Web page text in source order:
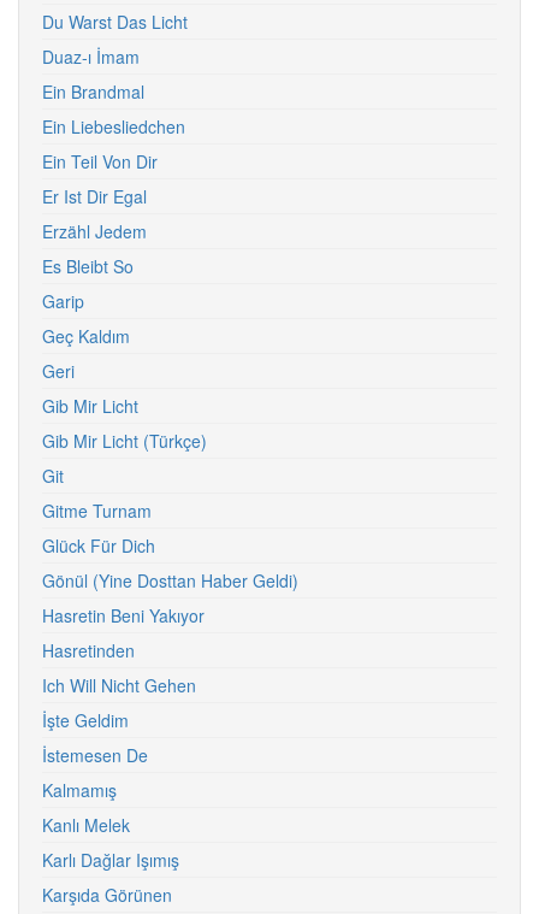
Du Warst Das Licht
Duaz-ı İmam
Ein Brandmal
Ein Liebesliedchen
Ein Teil Von Dir
Er Ist Dir Egal
Erzähl Jedem
Es Bleibt So
Garip
Geç Kaldım
Geri
Gib Mir Licht
Gib Mir Licht (Türkçe)
Git
Gitme Turnam
Glück Für Dich
Gönül (Yine Dosttan Haber Geldi)
Hasretin Beni Yakıyor
Hasretinden
Ich Will Nicht Gehen
İşte Geldim
İstemesen De
Kalmamış
Kanlı Melek
Karlı Dağlar Işımış
Karşıda Görünen